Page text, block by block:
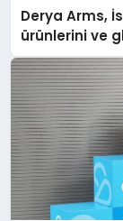
Derya Arms,
ürünlerini ve